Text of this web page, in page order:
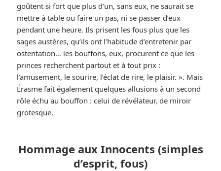
goûtent si fort que plus d’un, sans eux, ne saurait se
mettre à table ou faire un pas, ni se passer d’eux
pendant une heure. Ils prisent les fous plus que les
sages austères, qu’ils ont l’habitude d’entretenir par
ostentation… les bouffons, eux, procurent ce que les
princes recherchent partout et à tout prix :
l’amusement, le sourire, l’éclat de rire, le plaisir. ». Mais
Érasme fait également quelques allusions à un second
rôle échu au bouffon : celui de révélateur, de miroir
grotesque.
Hommage aux Innocents (simples
d’esprit, fous)